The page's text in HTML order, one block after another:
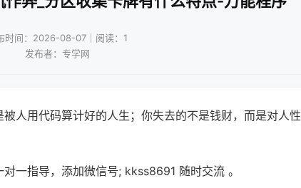
时间：2026-08-07｜阅读：1
发布者：专学网
人用代码算计好的人生；你失去的不是钱财，而是对人性
一指导，添加微信号; kkss8691 随时交流 。